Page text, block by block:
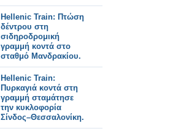
Hellenic Train: Πτώση
δέντρου στη
σιδηροδρομική
γραμμή κοντά στο
σταθμό Μανδρακίου.
Hellenic Train:
Πυρκαγιά κοντά στη
γραμμή σταμάτησε
την κυκλοφορία
Σίνδος–Θεσσαλονίκη.